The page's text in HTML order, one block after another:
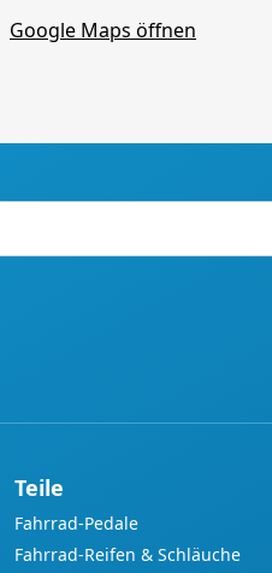
Google Maps öffnen
Teile
Fahrrad-Pedale
Fahrrad-Reifen & Schläuche